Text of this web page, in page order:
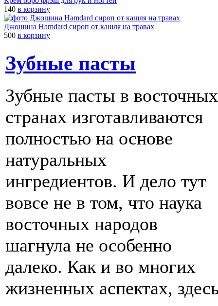
140 в корзину
Джошина Hamdard сироп от кашля на травах
500 в корзину
Зубные пасты
Зубные пасты в восточных
странах изготавливаются
полностью на основе
натуральных
ингредиентов. И дело тут
вовсе не в том, что наука
восточных народов
шагнула не особенно
далеко. Как и во многих
жизненных аспектах,